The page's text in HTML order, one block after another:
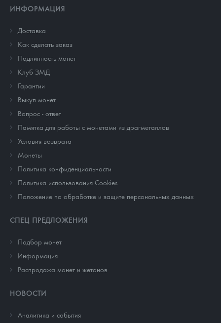
ИНФОРМАЦИЯ
Доставка
Как сделать заказ
Подлинность монет
Клуб ЗМД
Гарантии
Выкуп монет
Вопрос - ответ
Памятка для работы с монетами из драгметаллов
Условия возврата
Монеты
Политика конфиденциальности
Политика использования Cookies
Положение по обработке и защите персональных данных
СПЕЦ ПРЕДЛОЖЕНИЯ
Подбор монет
Информация
Распродажа монет и жетонов
НОВОСТИ
Аналитика и события